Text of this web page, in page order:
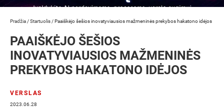
Pradžia /Startuolis /Paaiškėjo šešios inovatyviausios mažmeninės prekybos hakatono idėjos
PAAIŠKĖJO ŠEŠIOS
INOVATYVIAUSIOS MAŽMENINĖS
PREKYBOS HAKATONO IDĖJOS
VERSLAS
2023.06.28